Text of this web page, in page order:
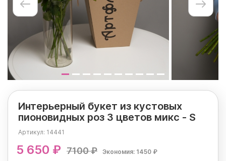
Интерьерный букет из кустовых
пионовидных роз 3 цветов микс - S
Артикул: 14441
5 650 ₽ 7100 ₽ Экономия: 1450 ₽